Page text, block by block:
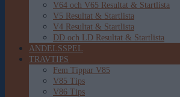
V64 och V65 Resultat & Startlista
V5 Resultat & Startlista
V4 Resultat & Startlista
DD och LD Resultat & Startlista
ANDELSSPEL
TRAVTIPS
Fem Tippar V85
V85 Tips
V86 Tips